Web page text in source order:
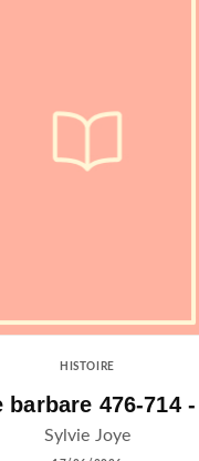
HISTOIRE
barbare 476-714
Sylvie Joye